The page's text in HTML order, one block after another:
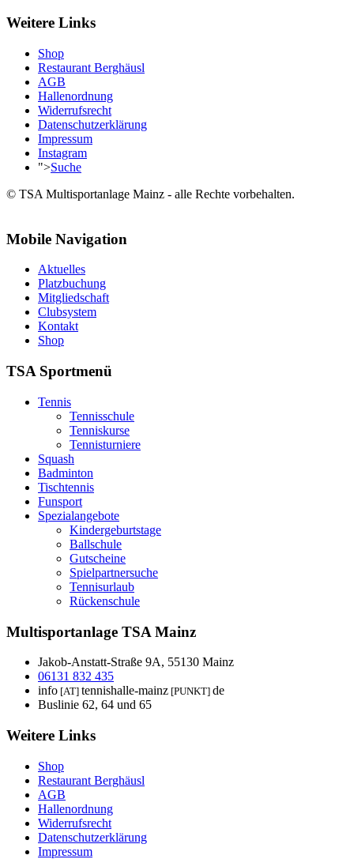
Weitere Links
Shop
Restaurant Berghäusl
AGB
Hallenordnung
Widerrufsrecht
Datenschutzerklärung
Impressum
Instagram
">Suche
© TSA Multisportanlage Mainz - alle Rechte vorbehalten.
Mobile Navigation
Aktuelles
Platzbuchung
Mitgliedschaft
Clubsystem
Kontakt
Shop
TSA Sportmenü
Tennis
Tennisschule
Tenniskurse
Tennisturniere
Squash
Badminton
Tischtennis
Funsport
Spezialangebote
Kindergeburtstage
Ballschule
Gutscheine
Spielpartnersuche
Tennisurlaub
Rückenschule
Multisportanlage TSA Mainz
Jakob-Anstatt-Straße 9A, 55130 Mainz
06131 832 435
info [AT] tennishalle-mainz [PUNKT] de
Buslinie 62, 64 und 65
Weitere Links
Shop
Restaurant Berghäusl
AGB
Hallenordnung
Widerrufsrecht
Datenschutzerklärung
Impressum